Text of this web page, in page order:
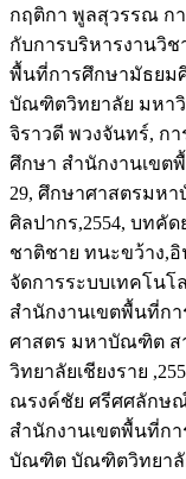
กฤติกา พูลสุวรรณ ก
กับการบริหารงานวิช
พื้นที่การศึกษามัธยม
บัณฑิตวิทยาลัย มหาวิ
จิราวดี พวงจันทร์, ก
ศึกษา สำนักงานเขต
29, ศึกษาศาสตรมห
ศิลปากร,2554, บทคัด
ชาติชาย ทนะขว้าง,
จัดการระบบเทคโนโ
สำนักงานเขตพื้นที่ก
ศาสตร มหาบัณฑิต ส
วิทยาลัยเชียงราย
ณรงค์ชัย ศรีศศลักษณ์
สำนักงานเขตพื้นที่ก
บัณฑิต บัณฑิตวิทยาลั